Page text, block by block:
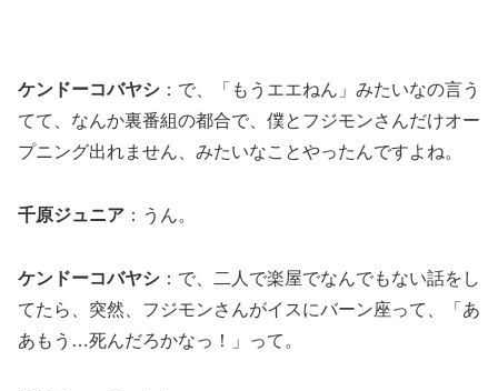
ケンドーコバヤシ ：で、「もうエエねん」みたいなの言う
てて、なんか裏番組の都合で、僕とフジモンさんだけオー
プニング出れません、みたいなことやったんですよね。
千原ジュニア ：うん。
ケンドーコバヤシ ：で、二人で楽屋でなんでもない話をし
てたら、突然、フジモンさんがイスにバーン座って、「あ
あもう…死んだろかなっ！」って。